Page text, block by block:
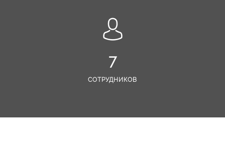
7
СОТРУДНИКОВ